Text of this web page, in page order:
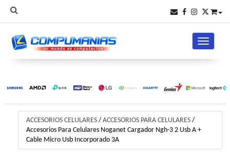
Toggle
ACCESORIOS CELULARES / ACCESORIOS PARA CELULARES /
Accesorios Para Celulares Noganet Cargador Ngh-3 2 Usb A +
Cable Micro Usb Incorporado 3A